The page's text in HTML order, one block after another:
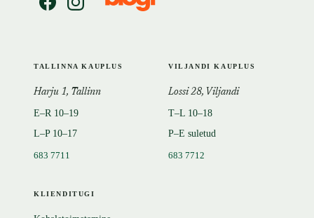
KLIENDITUGI
TALLINNA KAUPLUS
Harju 1, Tallinn
E–R 10–19
L–P 10–17
683 7711
VILJANDI KAUPLUS
Lossi 28, Viljandi
T–L 10–18
P–E suletud
683 7712